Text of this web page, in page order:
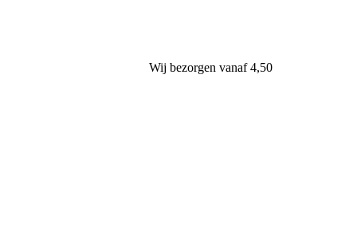
Wij bezorgen vanaf 4,50